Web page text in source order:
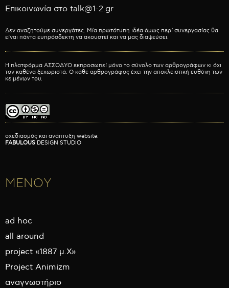
Επικοινωνία στο talk@1-2.gr
Δεν αναζητούμε συνεργάτες. Μία πρωτότυπη ιδέα όμως περί συνεργασίας θα
είναι πάντα ευπρόσδεκτη να ακουστεί και να μας διαψεύσει.
Η πλατφόρμα ΑΣΣΟΔΥΟ εκπροσωπεί μόνο το σύνολο των αρθρογράφων κι όχι
τον καθένα ξεχωριστά. Ο κάθε αρθρογράφος έχει την αποκλειστική ευθύνη των
κειμένων του.
σχεδιασμός και ανάπτυξη website:
FABULOUS DESIGN STUDIO
ΜΕΝΟΥ
ad hoc
all around
project «1887 μ.Χ»
Project Animizm
αναγνωστήριο